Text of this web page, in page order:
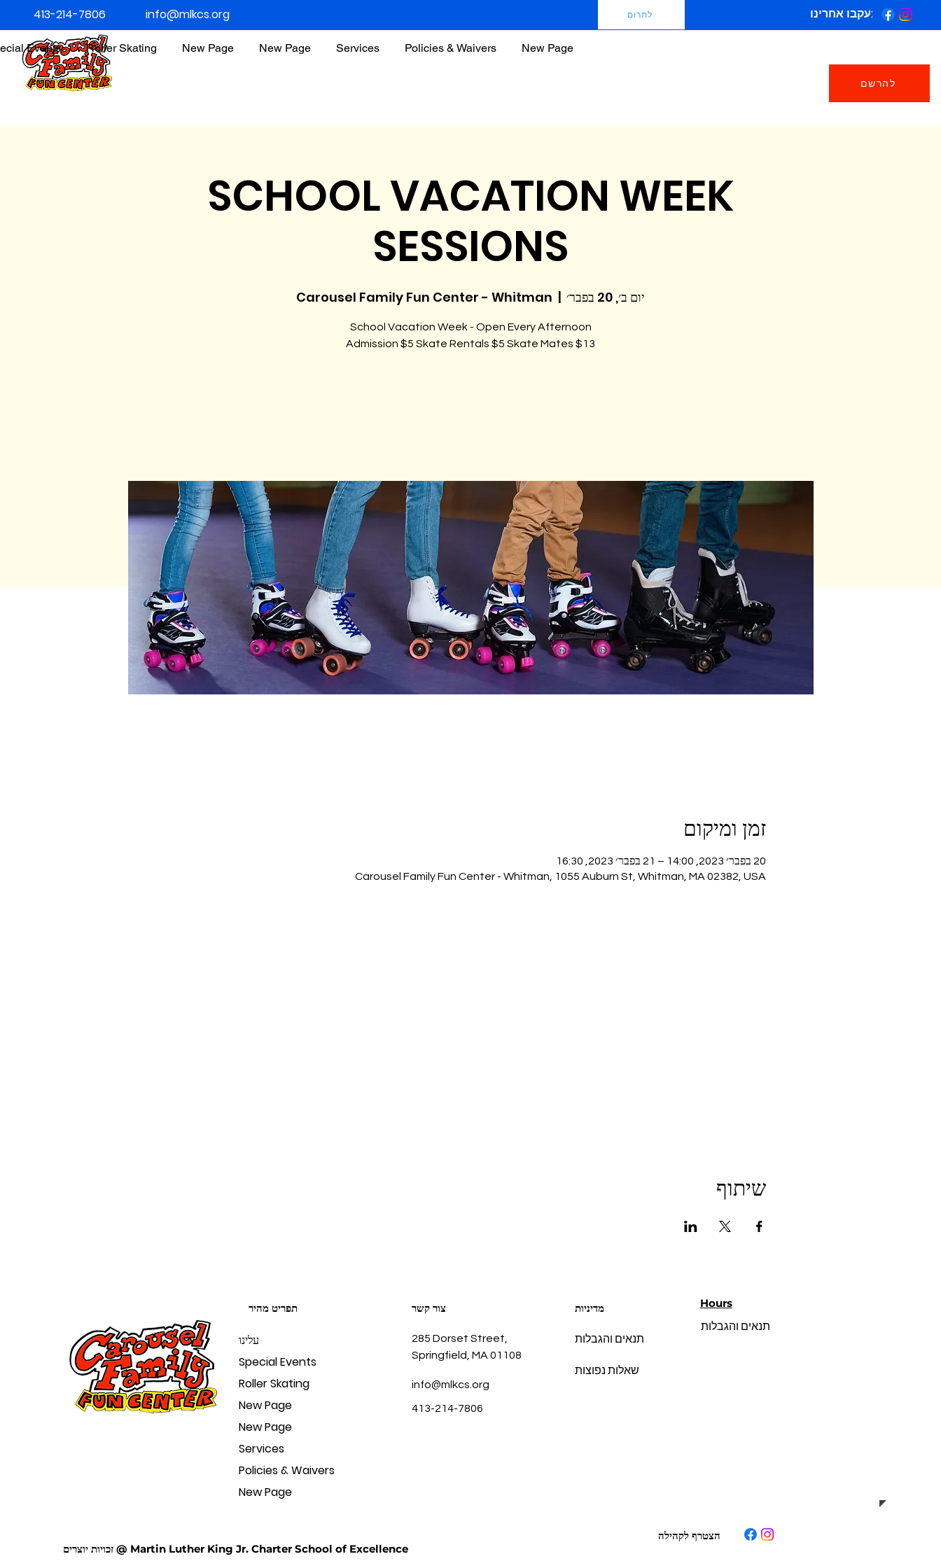
Events Roller Skating New Page New Page Services Policies & Waivers New Page
להרשם
413-214-7806 info@mlkcs.org לתרום עקבו אחרינו:
SCHOOL VACATION WEEK
SESSIONS
יום ב׳, 20 בפבר׳
  |
Carousel Family Fun Center - Whitman
$13 Admission $5 Skate Rentals $5 Skate Mates
זמן ומיקום
20 בפבר׳ 2023, 14:00 – 21 בפבר׳ 2023, 16:30
Carousel Family Fun Center - Whitman, 1055 Auburn St, Whitman, MA 02382, USA
שיתוף
תפריט מהיר
עלינו
Special Events
Roller Skating
New Page
New Page
Services
Policies & Waivers
New Page
צור קשר
285 Dorset Street,
Springfield, MA 01108
info@mlkcs.org
413-214-7806
מדיניות
תנאים והגבלות
שאלות נפוצות
Hours
תנאים והגבלות
זכויות יוצרים @ Martin Luther King Jr. Charter School of Excellence
הצטרף לקהילה